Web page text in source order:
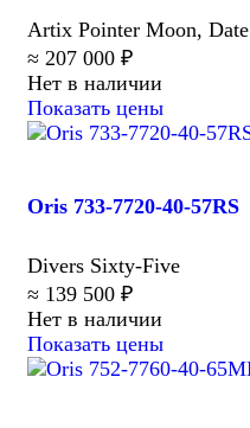
Artix Pointer Moon, Date
≈ 207 000 ₽
Нет в наличии
Показать цены
Oris 733-7720-40-57RS
Divers Sixty-Five
≈ 139 500 ₽
Нет в наличии
Показать цены